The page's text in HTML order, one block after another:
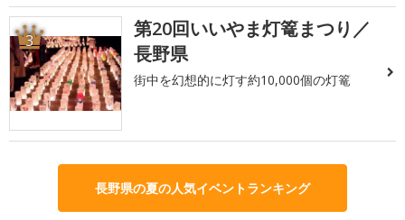
3
第20回いいやま灯篭まつり／
長野県
街中を幻想的に灯す約10,000個の灯篭
長野県の夏の人気イベントランキング